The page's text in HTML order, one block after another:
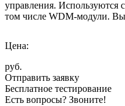
управления. Используются
том числе WDM-модули.
Цена:
руб.
Отправить заявку
Бесплатное тестирование
Есть вопросы? Звоните!